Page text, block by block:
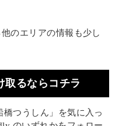
のエリアの情報も少し
取るならコチラ
つうしん」を気に入っ